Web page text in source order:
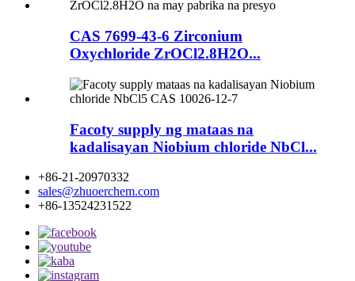
CAS 7699-43-6 Zirconium
Oxychloride ZrOCl2.8H2O...
Facoty supply ng mataas na
kadalisayan Niobium chloride NbCl...
+86-21-20970332
sales@zhuoerchem.com
+86-13524231522